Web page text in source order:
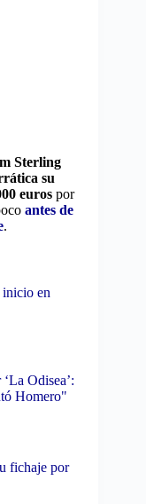
Sterling
su
euros por
antes de
.
en
Odisea’:
Homero"
fichaje por